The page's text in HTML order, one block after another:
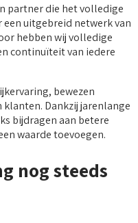
partner die het volledige
een uitgebreid netwerk van
hebben wij volledige
continuïteit van iedere
bewezen
Dankzij jarenlange
bijdragen aan betere
waarde toevoegen.
nog steeds